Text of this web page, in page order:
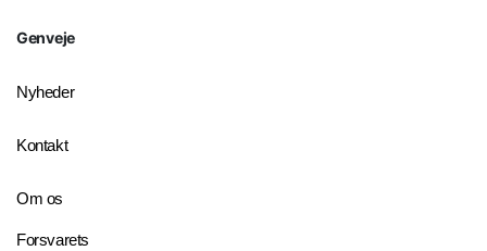
Genveje
Nyheder
Kontakt
Om os
Forsvarets